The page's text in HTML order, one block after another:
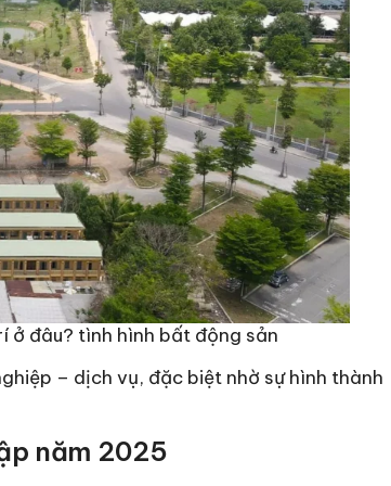
ở đâu? tình hình bất động sản
– dịch vụ, đặc biệt nhờ sự hình thành
năm 2025